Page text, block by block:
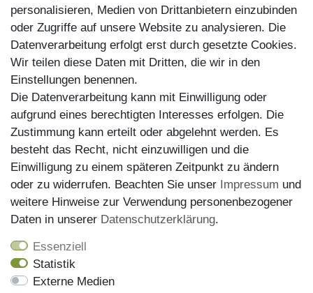
Zahlungsarten
Versand
personalisieren, Medien von Drittanbietern einzubinden
oder Zugriffe auf unsere Website zu analysieren. Die
Datenverarbeitung erfolgt erst durch gesetzte Cookies.
Wir teilen diese Daten mit Dritten, die wir in den
Einstellungen benennen.
Die Datenverarbeitung kann mit Einwilligung oder
aufgrund eines berechtigten Interesses erfolgen. Die
Zustimmung kann erteilt oder abgelehnt werden. Es
besteht das Recht, nicht einzuwilligen und die
Einwilligung zu einem späteren Zeitpunkt zu ändern
oder zu widerrufen. Beachten Sie unser Impressum und
weitere Hinweise zur Verwendung personenbezogener
Daten in unserer Daten­schutz­erklärung.
Essenziell
Statistik
Externe Medien